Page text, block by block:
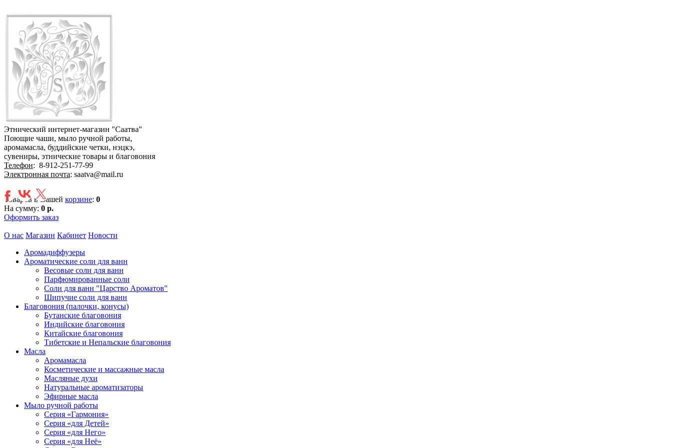
Этнический интернет-магазин "Саатва"
Поющие чаши, мыло ручной работы,
аромамасла, буддийские четки, нэцкэ,
сувениры, этнические товары и благовония
Телефон: 8-912-251-77-99
Электронная почта: saatva@mail.ru
Товаров в Вашей корзине: 0
На сумму: 0 р.
Оформить заказ
О нас Магазин Кабинет Новости
Аромадиффузеры
Ароматические соли для ванн
Весовые соли для ванн
Парфюмированные соли
Соли для ванн "Царство Ароматов"
Шипучие соли для ванн
Благовония (палочки, конусы)
Бутанские благовония
Индийские благовония
Китайские благовония
Тибетские и Непальские благовония
Масла
Аромамасла
Косметические и массажные масла
Масляные духи
Натуральные ароматизаторы
Эфирные масла
Мыло ручной работы
Серия «Гармония»
Серия «для Детей»
Серия «для Него»
Серия «для Неё»